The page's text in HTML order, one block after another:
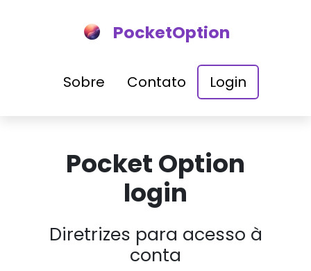
PocketOption
Sobre Contato Login
Pocket Option
login
Diretrizes para acesso à
conta